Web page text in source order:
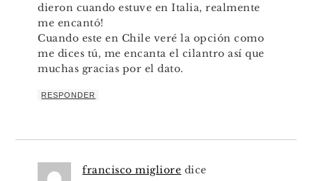
dieron cuando estuve en Italia, realmente
me encantó!
Cuando este en Chile veré la opción como
me dices tú, me encanta el cilantro así que
muchas gracias por el dato.
RESPONDER
francisco migliore dice